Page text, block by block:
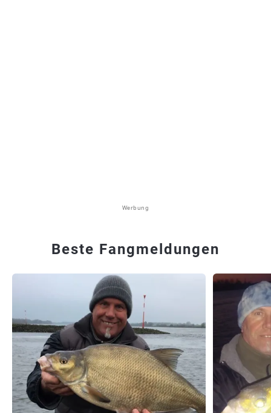
Werbung
Beste Fangmeldungen